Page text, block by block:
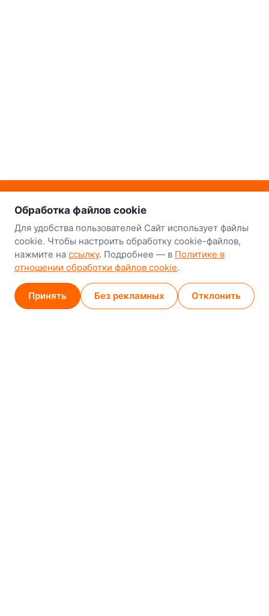
о нас
Наш склад-магазин:
Минск
8-й Путепроводный переулок, 5
GPS53.924752, 27.489820
Карта проезда
Обработка файлов cookie
Для удобства пользователей Сайт использует файлы
cookie. Чтобы настроить обработку cookie-файлов,
нажмите на ссылку. Подробнее — в Политике в
отношении обработки файлов cookie.
Принять Без рекламных Отклонить